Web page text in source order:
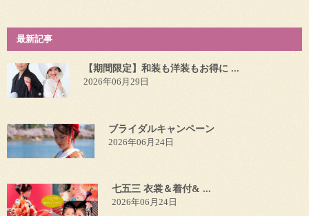
最新記事
【期間限定】和装も洋装もお得に ...
2026年06月29日
ブライダルキャンペーン
2026年06月24日
七五三 衣裳＆着付& ...
2026年06月24日